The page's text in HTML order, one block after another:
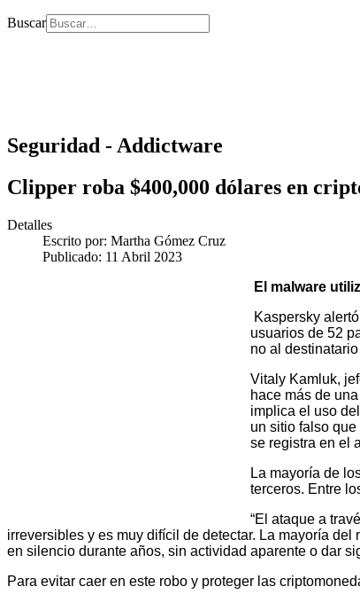
Buscar
Seguridad - Addictware
Clipper roba $400,000 dólares en
Detalles
Escrito por: Martha Gómez Cruz
Publicado: 11 Abril 2023
El malware
Kaspersky
usuarios de 52
no al
Vitaly Kamluk,
hace más de
implica el uso
un sitio falso
se registra en el
La mayoría de
terceros. Entre
“El ataque a
irreversibles y es muy difícil de detectar. La mayoría
en silencio durante años, sin actividad aparente o dar
Para evitar caer en este robo y proteger las